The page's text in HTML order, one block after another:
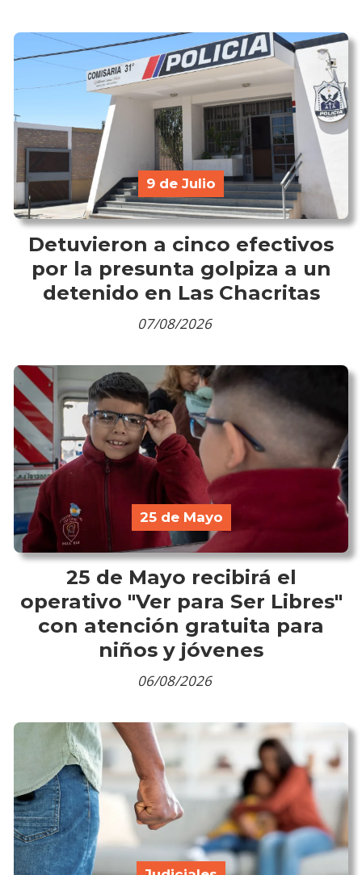
Detuvieron a cinco efectivos
por la presunta golpiza a un
detenido en Las Chacritas
9 de Julio
07/08/2026
25 de Mayo recibirá el
operativo "Ver para Ser Libres"
con atención gratuita para
niños y jóvenes
25 de Mayo
06/08/2026